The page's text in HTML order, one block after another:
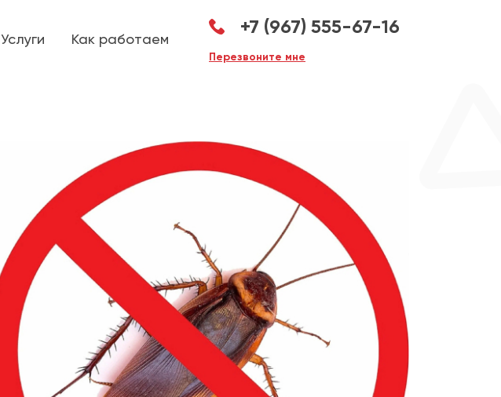
Услуги Как работаем
+7 (967) 555-67-16
Перезвоните мне